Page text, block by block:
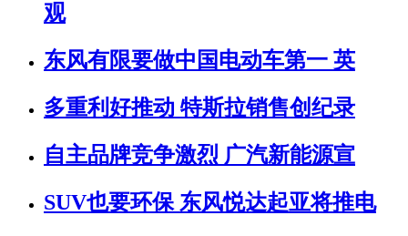
观
东风有限要做中国电动车第一 英
多重利好推动 特斯拉销售创纪录
自主品牌竞争激烈 广汽新能源宣
SUV也要环保 东风悦达起亚将推电